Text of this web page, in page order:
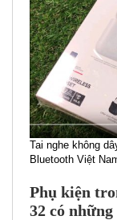
Tai nghe không
Bluetooth Việt
Phụ kiện
32 có những